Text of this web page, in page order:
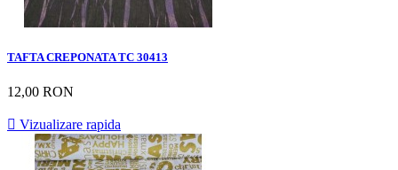
TAFTA CREPONATA TC 30413
12,00 RON
 Vizualizare rapida